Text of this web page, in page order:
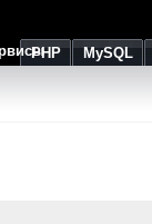
PHP MySQL